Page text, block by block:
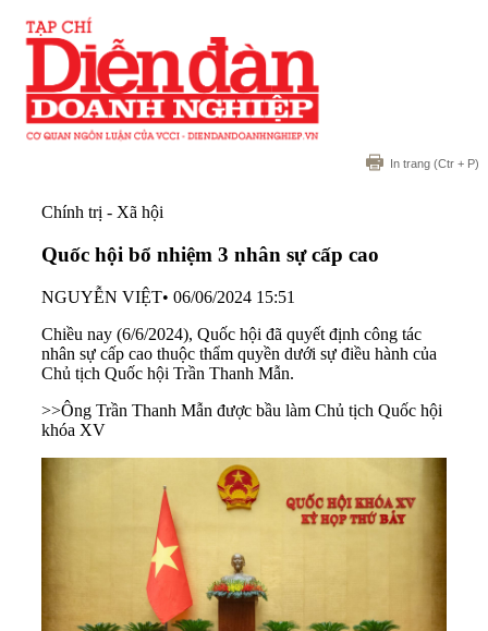
In trang (Ctr + P)
Chính trị - Xã hội
Quốc hội bổ nhiệm 3 nhân sự cấp cao
NGUYỄN VIỆT• 06/06/2024 15:51
Chiều nay (6/6/2024), Quốc hội đã quyết định công tác
nhân sự cấp cao thuộc thẩm quyền dưới sự điều hành của
Chủ tịch Quốc hội Trần Thanh Mẫn.
>>Ông Trần Thanh Mẫn được bầu làm Chủ tịch Quốc hội
khóa XV